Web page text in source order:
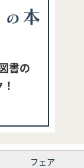
書の
フェア